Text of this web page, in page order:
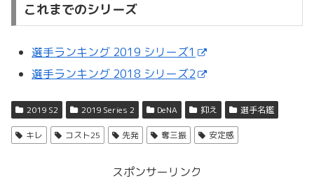
これまでのシリーズ
選手ランキング 2019 シリーズ1
選手ランキング 2018 シリーズ2
2019 S2 2019 Series 2 DeNA 抑え 選手名鑑
キレ コスト25 先発 奪三振 安定感
スポンサーリンク